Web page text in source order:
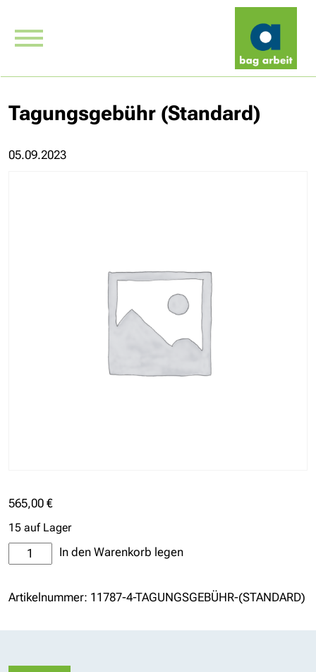
Tagungsgebühr (Standard)
05.09.2023
565,00 €
15 auf Lager
Tagungsgebühr
(Standard)
In den Warenkorb legen
Artikelnummer: 11787-4-TAGUNGSGEBÜHR-(STANDARD)